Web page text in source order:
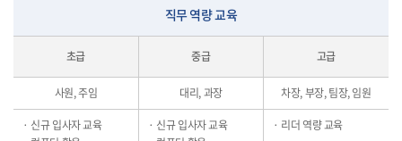
직무 역량 교육
초급 중급 고급
사원, 주임 대리, 과장
차장, 부장, 팀장, 임원
· 신규 입사자 교육
· 신규 입사자 교육
· 리더 역량 교육